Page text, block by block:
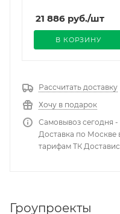
21 886 руб./шт
В КОРЗИНУ
Рассчитать доставку
Хочу в подарок
Самовывоз сегодня -
Доставка по Москве
тарифам ТК
Гроупроекты